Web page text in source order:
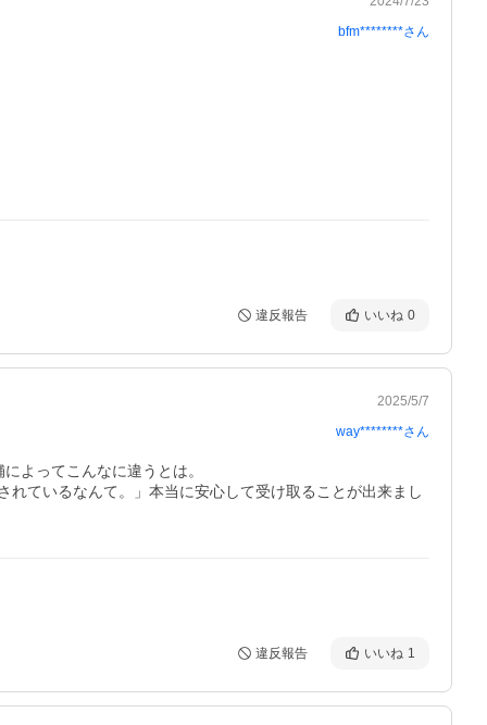
bfm********さん
違反報告 いいね 0
2025/5/7
way********さん
よってこんなに違うとは。
ているなんて。」本当に安心して受け取ることが出来まし
違反報告 いいね 1